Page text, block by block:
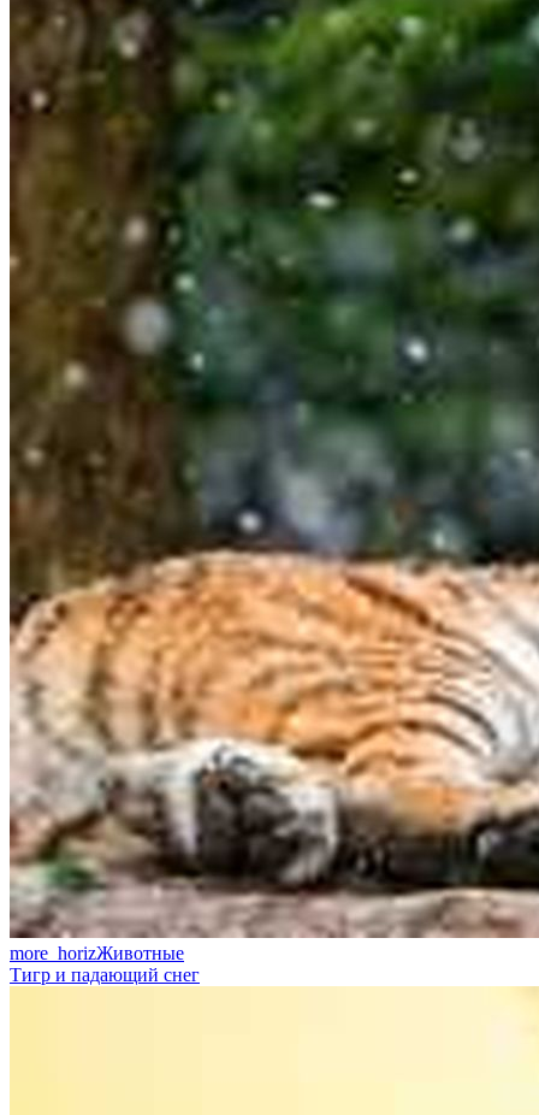
more_horizЖивотные
Тигр и падающий снег